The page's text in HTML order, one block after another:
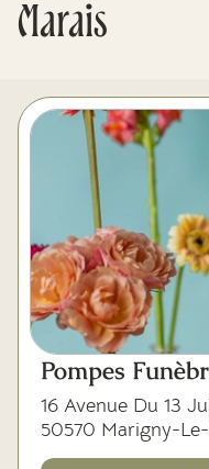
Monument
Livraison de
Mes
Marais
Pompes
16 Avenue Du 13
50570 Marigny-